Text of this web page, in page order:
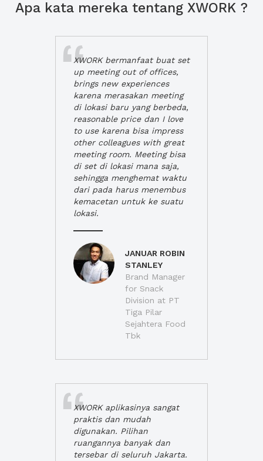
Apa kata mereka tentang XWORK ?
XWORK bermanfaat buat set
up meeting out of offices,
brings new experiences
karena merasakan meeting
di lokasi baru yang berbeda,
reasonable price dan I love
to use karena bisa impress
other colleagues with great
meeting room. Meeting bisa
di set di lokasi mana saja,
sehingga menghemat waktu
dari pada harus menembus
kemacetan untuk ke suatu
lokasi.
JANUAR ROBIN
STANLEY
Brand Manager
for Snack
Division at PT
Tiga Pilar
Sejahtera Food
Tbk
XWORK aplikasinya sangat
praktis dan mudah
digunakan. Pilihan
ruangannya banyak dan
tersebar di seluruh Jakarta.